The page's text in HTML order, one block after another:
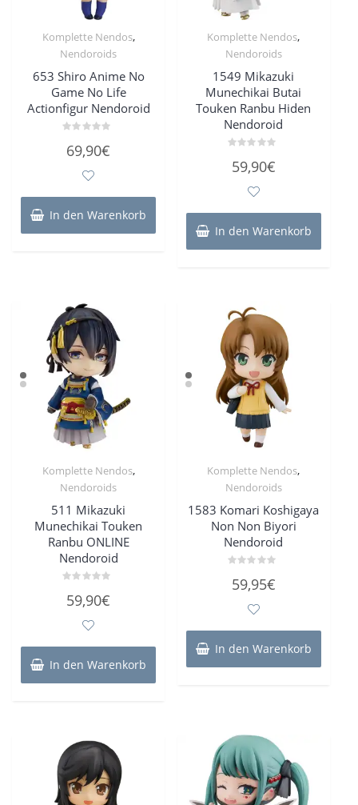
Komplette Nendos,
Nendoroids
653 Shiro Anime No
Game No Life
Actionfigur Nendoroid
mit
69,90€
In den Warenkorb
Komplette Nendos,
Nendoroids
1549 Mikazuki
Munechikai Butai
Touken Ranbu Hiden
Nendoroid
mit
59,90€
In den Warenkorb
Komplette Nendos,
Nendoroids
511 Mikazuki
Munechikai Touken
Ranbu ONLINE
Nendoroid
mit
59,90€
In den Warenkorb
Komplette Nendos,
Nendoroids
1583 Komari Koshigaya
Non Non Biyori
Nendoroid
mit
59,95€
In den Warenkorb